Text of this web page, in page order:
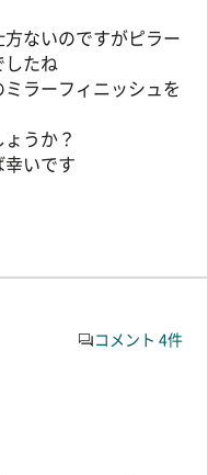
ないのですがピラー
したね
ラーフィニッシュを
うか？
いです
コメント 4件